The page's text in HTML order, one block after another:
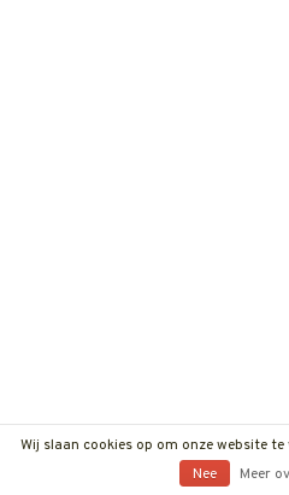
Wij slaan cookies op om onze website
Nee
Meer